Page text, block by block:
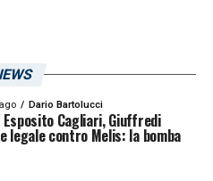
Dario Bartolucci
Esposito Cagliari, Giuffredi
legale contro Melis: la bomba